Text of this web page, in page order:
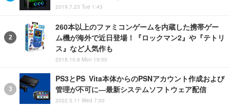
2019.7.23 Tue 1:43
260本以上のファミコンゲームを内蔵した携帯ゲー
ム機が海外で近日登場！『ロックマン2』や『テトリ
ス』など人気作も
2018.10.8 Mon 19:00
PS3とPS Vita本体からのPSNアカウント作成および
管理が不可に―最新システムソフトウェア配信
2022.5.11 Wed 7:00